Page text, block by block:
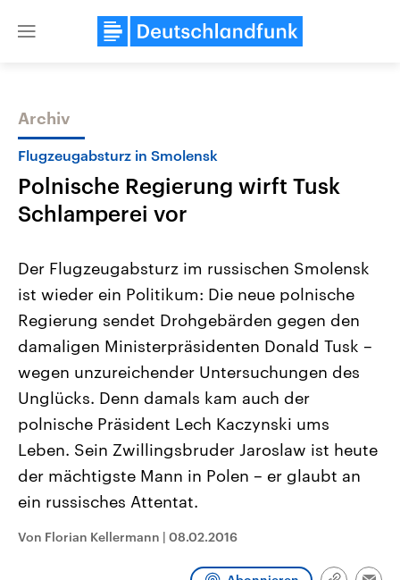
Close
Themen
Landtagswahl Sachsen-Anhalt
2026
Alle Informationen
Sachsen-Anhalt wählt am 6.
September 2026 einen neuen
Landtag. Seit 2021 wird das
Bundesland von einer Koalition aus
CDU, SPD und FDP regiert.-
Umfragen, Prognosen,
Wahlprogramme, aktuelle Berichte
und Hintergründe zu den Parteien
und Kandidaten der anstehenden
Wahl.
USA
Aktuelle Beiträge,
Hintergründe
Wirtschaftlich und
gehören die Vereinigten
den mächtigsten Ländern
mit großem Einfluss auf
Sendungen Programm Podcasts
Audio-Archiv
Archiv
Flugzeugabsturz in Smolensk
Polnische Regierung wirft Tusk
Schlamperei vor
Der Flugzeugabsturz im russischen Smolensk
ist wieder ein Politikum: Die neue polnische
Regierung sendet Drohgebärden gegen den
damaligen Ministerpräsidenten Donald Tusk –
wegen unzureichender Untersuchungen des
Unglücks. Denn damals kam auch der
polnische Präsident Lech Kaczynski ums
Leben. Sein Zwillingsbruder Jaroslaw ist heute
der mächtigste Mann in Polen – er glaubt an
ein russisches Attentat.
Von Florian Kellermann | 08.02.2016